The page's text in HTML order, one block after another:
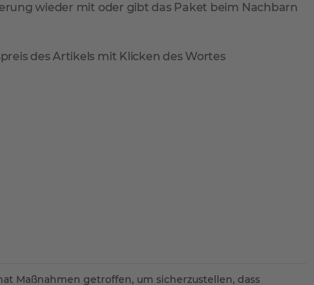
wieder mit oder gibt das Paket beim Nachbarn
des Artikels mit Klicken des Wortes
Maßnahmen getroffen, um sicherzustellen, dass